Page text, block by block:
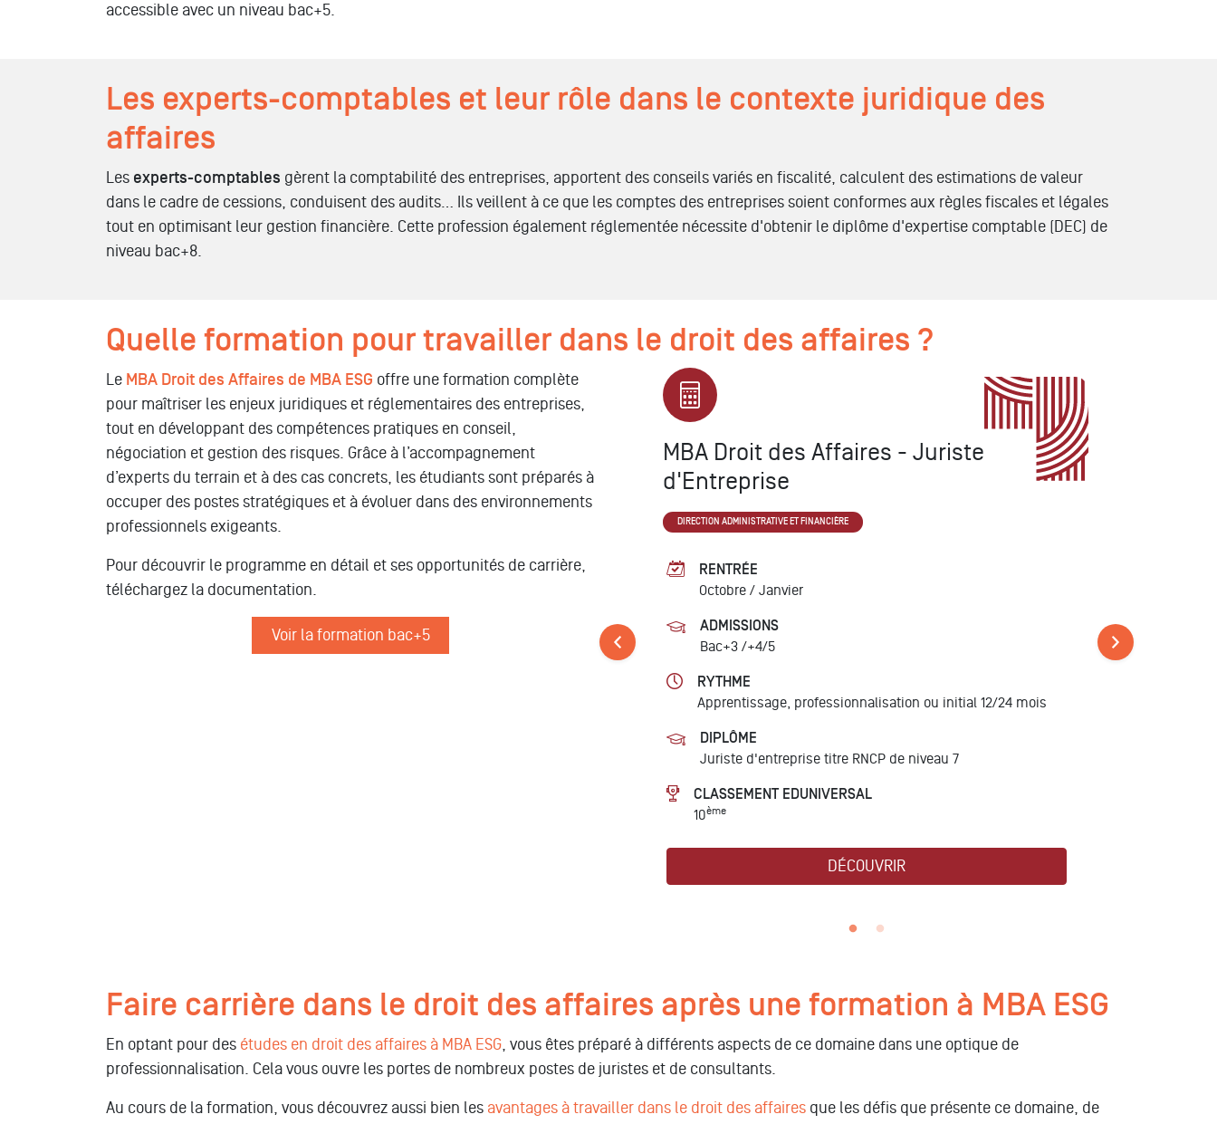
accessible avec un niveau bac+5.
Les experts-comptables et leur rôle dans le contexte juridique des
affaires
Les experts-comptables gèrent la comptabilité des entreprises, apportent des conseils variés en fiscalité, calculent des estimations de valeur
dans le cadre de cessions, conduisent des audits… Ils veillent à ce que les comptes des entreprises soient conformes aux règles fiscales et légales
tout en optimisant leur gestion financière. Cette profession également réglementée nécessite d'obtenir le diplôme d'expertise comptable (DEC) de
niveau bac+8.
Quelle formation pour travailler dans le droit des affaires ?
Le MBA Droit des Affaires de MBA ESG offre une formation complète
pour maîtriser les enjeux juridiques et réglementaires des entreprises,
tout en développant des compétences pratiques en conseil,
négociation et gestion des risques. Grâce à l’accompagnement
d’experts du terrain et à des cas concrets, les étudiants sont préparés à
occuper des postes stratégiques et à évoluer dans des environnements
professionnels exigeants.
Pour découvrir le programme en détail et ses opportunités de carrière,
téléchargez la documentation.
Voir la formation bac+5
DIRECTION ADMINISTRATIVE ET FINANCIÈRE
Formation Droit et Juridique MBA ESG
MBA Droit des Affaires - Juriste d'Entreprise
MBA Droit des Affaires - Juriste
d'Entreprise
DIRECTION ADMINISTRATIVE ET FINANCIÈRE
RENTRÉE
Octobre / Janvier
ADMISSIONS
Bac+3 /+4/5
RYTHME
Apprentissage, professionnalisation ou initial 12/24 mois
DIPLÔME
Juriste d'entreprise titre RNCP de niveau 7
CLASSEMENT EDUNIVERSAL
10ème
DÉCOUVRIR
Faire carrière dans le droit des affaires après une formation à MBA ESG
En optant pour des études en droit des affaires à MBA ESG, vous êtes préparé à différents aspects de ce domaine dans une optique de
professionnalisation. Cela vous ouvre les portes de nombreux postes de juristes et de consultants.
Au cours de la formation, vous découvrez aussi bien les avantages à travailler dans le droit des affaires que les défis que présente ce domaine, de